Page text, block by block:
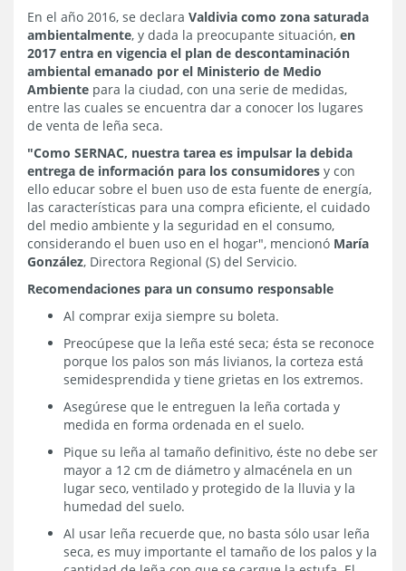
En el año 2016, se declara Valdivia como zona saturada
ambientalmente, y dada la preocupante situación, en
2017 entra en vigencia el plan de descontaminación
ambiental emanado por el Ministerio de Medio
Ambiente para la ciudad, con una serie de medidas,
entre las cuales se encuentra dar a conocer los lugares
de venta de leña seca.
"Como SERNAC, nuestra tarea es impulsar la debida
entrega de información para los consumidores y con
ello educar sobre el buen uso de esta fuente de energía,
las características para una compra eficiente, el cuidado
del medio ambiente y la seguridad en el consumo,
considerando el buen uso en el hogar", mencionó María
González, Directora Regional (S) del Servicio.
Recomendaciones para un consumo responsable
Al comprar exija siempre su boleta.
Preocúpese que la leña esté seca; ésta se reconoce
porque los palos son más livianos, la corteza está
semidesprendida y tiene grietas en los extremos.
Asegúrese que le entreguen la leña cortada y
medida en forma ordenada en el suelo.
Pique su leña al tamaño definitivo, éste no debe ser
mayor a 12 cm de diámetro y almacénela en un
lugar seco, ventilado y protegido de la lluvia y la
humedad del suelo.
Al usar leña recuerde que, no basta sólo usar leña
seca, es muy importante el tamaño de los palos y la